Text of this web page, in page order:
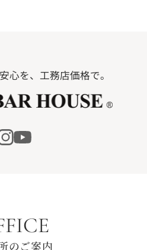
心を、工務店価格で。
のご案内